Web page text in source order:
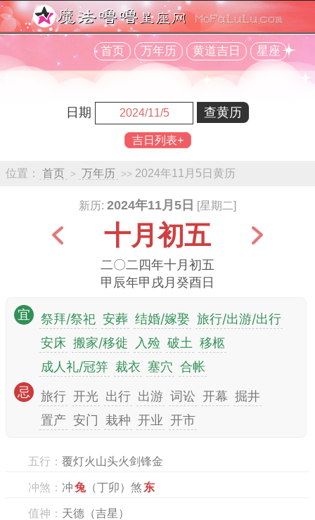
首页 万年历 黄道吉日 星座
日期
吉日列表+
位置： 首页 > 万年历 >> 2024年11月5日黄历
新历: 2024年11月5日 [星期二]
十月初五
二〇二四年十月初五
甲辰年甲戌月癸酉日
宜 祭拜/祭祀 安葬 结婚/嫁娶 旅行/出游/出行
安床 搬家/移徙 入殓 破土 移柩
成人礼/冠笄 裁衣 塞穴 合帐
忌 旅行 开光 出行 出游 词讼 开幕 掘井
置产 安门 栽种 开业 开市
五行： 覆灯火山头火剑锋金
冲煞： 冲兔（丁卯）煞 东
值神： 天德（吉星）